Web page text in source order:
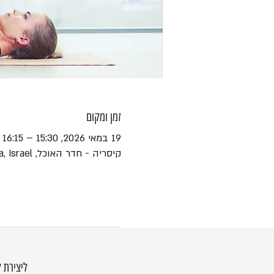
זמן ומקום
19 במאי 2026, 15:30 – 16:15
קיסריה - חדר האוכל, HaEshel St 45, Caesarea, Israel